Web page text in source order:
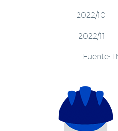
2022/
2022/
Fuente: